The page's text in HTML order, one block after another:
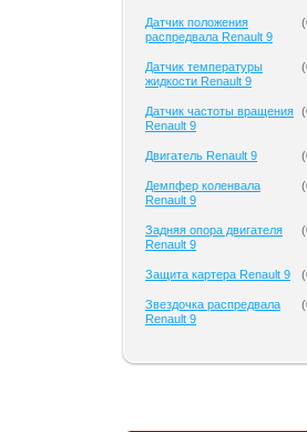
Датчик положения
распредвала Renault 9
(
Датчик температуры
жидкости Renault 9
(
Датчик частоты вращения
Renault 9
(
Двигатель Renault 9 (
Демпфер коленвала
Renault 9
(
Задняя опора двигателя
Renault 9
(
Защита картера Renault 9 (
Звездочка распредвала
Renault 9
(